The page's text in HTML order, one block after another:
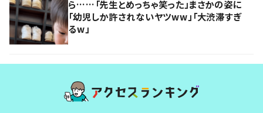
ら……「先生とめっちゃ笑った」まさかの姿に
「幼児しか許されないヤツww」「大渋滞すぎ
るw」